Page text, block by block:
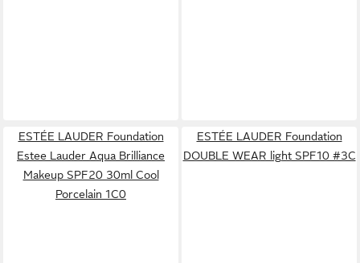
ESTÉE LAUDER Foundation
Estee Lauder Aqua Brilliance
Makeup SPF20 30ml Cool
Porcelain 1C0
ESTÉE LAUDER Foundation
DOUBLE WEAR light SPF10 #3C